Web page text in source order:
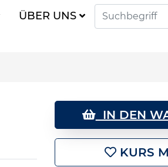
ÜBER UNS
IN DEN
KURS